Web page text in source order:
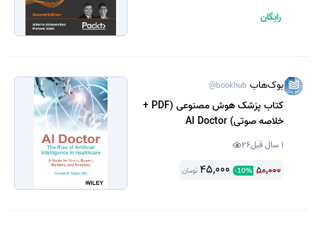
رایگان
بوک‌هاب @bookhub
کتاب پزشک هوش مصنوعی (PDF +
خلاصه صوتی) AI Doctor
1 سال قبل 26
50,000
-10%
45,000 تومان